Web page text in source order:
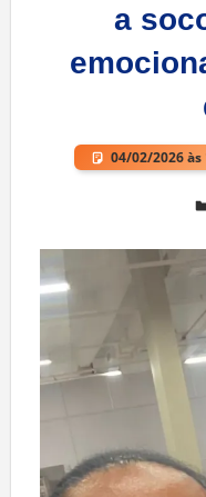
a
04/02/2026 às